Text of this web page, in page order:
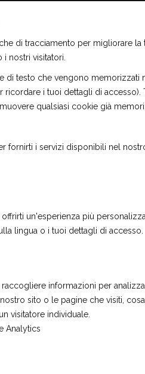
di tracciamento per migliorare
nostri visitatori.
di testo che vengono
i tuoi dettagli di
qualsiasi cookie già
fornirti i servizi disponibili nel
un'esperienza più
lingua o i tuoi dettagli di accesso.
informazioni per
sito o le pagine che visiti,
visitatore individuale.
Analytics